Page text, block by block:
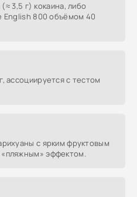
3,5 г) кокаина, либо
English 800 объёмом 40
ассоциируется с тестом
с ярким фруктовым
эффектом.